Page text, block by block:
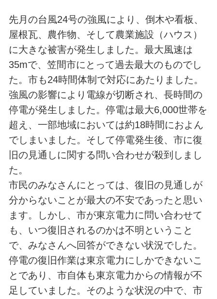
先月の台風24号の強風により、倒木や看板、
屋根瓦、農作物、そして農業施設（ハウス）
に大きな被害が発生しました。最大風速は
35mで、笠間市にとって過去最大のものでし
た。市も24時間体制で対応にあたりました。
強風の影響により電線が切断され、長時間の
停電が発生しました。停電は最大6,000世帯を
超え、一部地域においては約18時間におよん
でしまいました。そして停電発生後、市に復
旧の見通しに関する問い合わせが殺到しまし
た。
市民のみなさんにとっては、復旧の見通しが
分からないことが最大の不安であったと思い
ます。しかし、市が東京電力に問い合わせて
も、いつ復旧されるのかは不明ということ
で、みなさんへ回答ができない状況でした。
停電の復旧作業は東京電力にしかできないこ
とであり、市自体も東京電力からの情報が不
足していました。そのような状況の中で、市